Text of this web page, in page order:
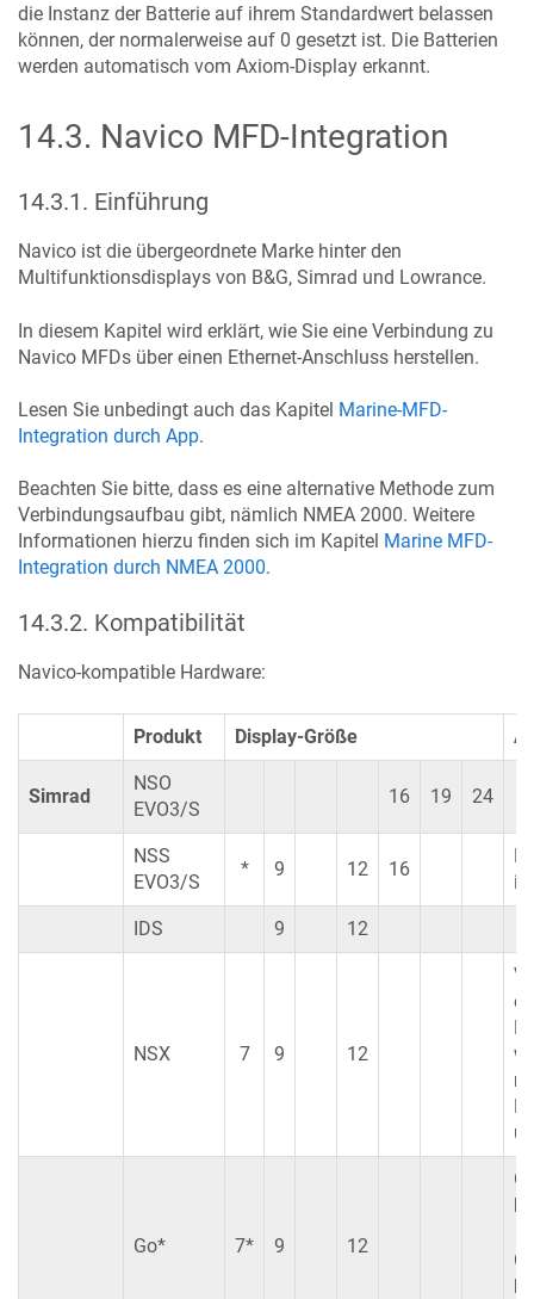
die Instanz der Batterie auf ihrem Standardwert belassen
können, der normalerweise auf 0 gesetzt ist. Die Batterien
werden automatisch vom Axiom-Display erkannt.
14.3. Navico MFD-Integration
14.3.1 . Einführung
Navico ist die übergeordnete Marke hinter den
Multifunktionsdisplays von B&G, Simrad und Lowrance.
In diesem Kapitel wird erklärt, wie Sie eine Verbindung zu
Navico MFDs über einen Ethernet-Anschluss herstellen.
Lesen Sie unbedingt auch das Kapitel Marine-MFD-
Integration durch App.
Beachten Sie bitte, dass es eine alternative Methode zum
Verbindungsaufbau gibt, nämlich NMEA 2000. Weitere
Informationen hierzu finden sich im Kapitel Marine MFD-
Integration durch NMEA 2000.
14.3.2. Kompatibilität
Navico-kompatible Hardware:
Produkt Display-Größe
Simrad
NSO
EVO3/S
16 19 24
NSS
EVO3/S
* 9 12 16
IDS 9 12
NSX 7 9 12
Go* 7* 9 12